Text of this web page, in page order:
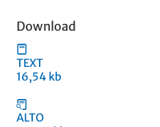
Download
TEXT
16,54 kb
ALTO